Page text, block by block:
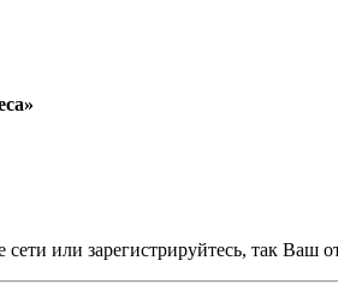
сети или зарегистрируйтесь, так